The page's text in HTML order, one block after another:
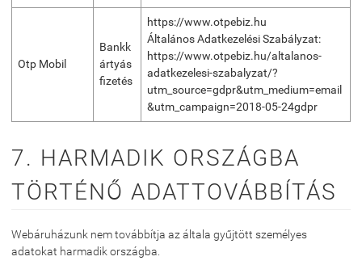
Otp Mobil
Bankk
ártyás
fizetés
https://www.otpebiz.hu
Általános Adatkezelési Szabályzat:
https://www.otpebiz.hu/altalanos-
adatkezelesi-szabalyzat/?
utm_source=gdpr&utm_medium=email
&utm_campaign=2018-05-24gdpr
7. HARMADIK ORSZÁGBA
TÖRTÉNŐ ADATTOVÁBBÍTÁS
Webáruházunk nem továbbítja az általa gyűjtött személyes
adatokat harmadik országba.